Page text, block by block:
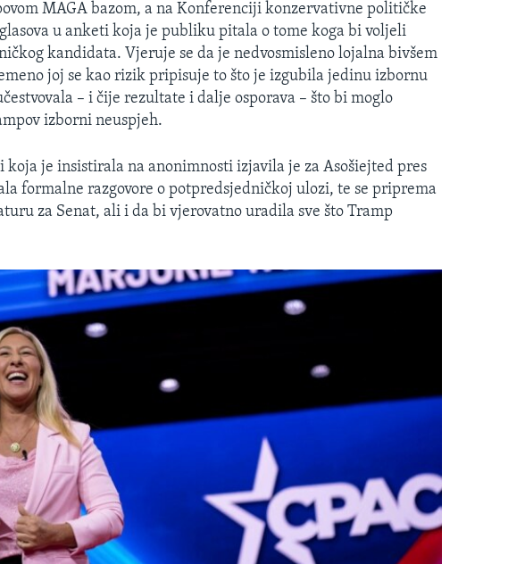
MAGA bazom, a na Konferenciji konzervativne političke
u anketi koja je publiku pitala o tome koga bi voljeli
kandidata. Vjeruje se da je nedvosmisleno lojalna bivšem
joj se kao rizik pripisuje to što je izgubila jedinu izbornu
– i čije rezultate i dalje osporava – što bi moglo
izborni neuspjeh.
koja je insistirala na anonimnosti izjavila je za Asošiejted pres
formalne razgovore o potpredsjedničkoj ulozi, te se priprema
za Senat, ali i da bi vjerovatno uradila sve što Tramp